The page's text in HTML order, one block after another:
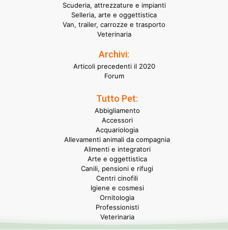
Scuderia, attrezzature e impianti
Selleria, arte e oggettistica
Van, trailer, carrozze e trasporto
Veterinaria
Archivi:
Articoli precedenti il 2020
Forum
Tutto Pet:
Abbigliamento
Accessori
Acquariologia
Allevamenti animali da compagnia
Alimenti e integratori
Arte e oggettistica
Canili, pensioni e rifugi
Centri cinofili
Igiene e cosmesi
Ornitologia
Professionisti
Veterinaria